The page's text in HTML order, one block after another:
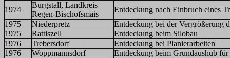
1974
Burgstall, Landkreis
Regen-Bischofsmais
Entdeckung nach Einbruch eines
1975
Niederpretz
Entdeckung bei der Vergrößerung
1975
Rattiszell
Entdeckung beim Silobau
1976
Trebersdorf
Entdeckung bei Planierarbeiten
1976
Woppmannsdorf
Entdeckung beim Grundaushub für